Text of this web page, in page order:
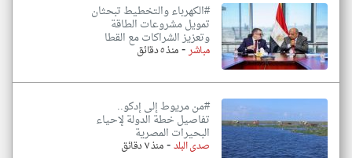
#الكهرباء والتخطيط تبحثان
تمويل مشروعات الطاقة
وتعزيز الشراكات مع القطا
مباشر-منذ ٥ دقائق
#من مريوط إلى إدكو..
تفاصيل خطة الدولة لإحياء
البحيرات المصرية
صدى البلد-منذ ٧ دقائق